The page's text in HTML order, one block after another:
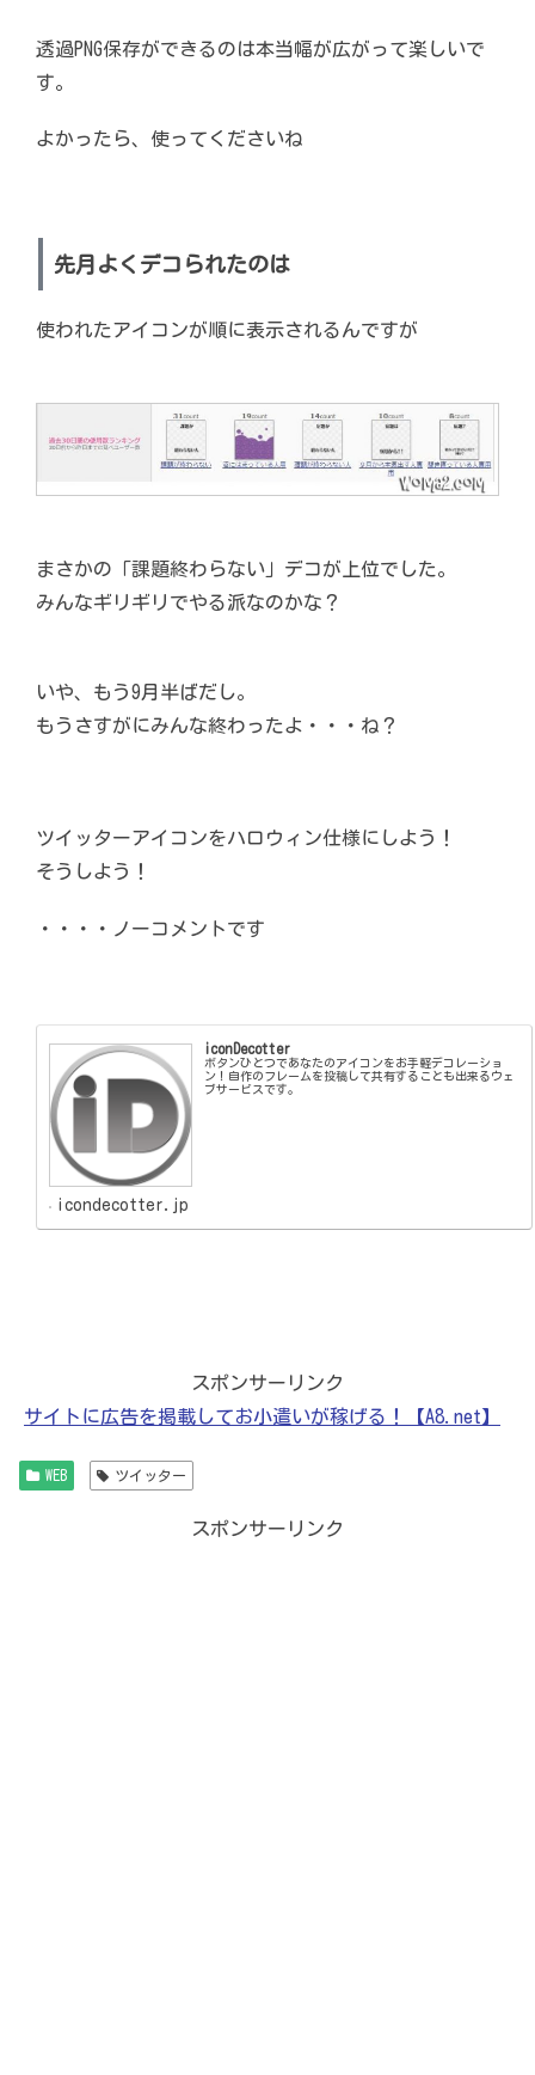
透過PNG保存ができるのは本当幅が広がって楽しいで
す。
よかったら、使ってくださいね
先月よくデコられたのは
使われたアイコンが順に表示されるんですが
まさかの「課題終わらない」デコが上位でした。
みんなギリギリでやる派なのかな？
いや、もう9月半ばだし。
もうさすがにみんな終わったよ・・・ね？
ツイッターアイコンをハロウィン仕様にしよう！
そうしよう！
・・・・ノーコメントです
iconDecotter
ボタンひとつであなたのアイコンをお手軽デコレーショ
ン！自作のフレームを投稿して共有することも出来るウェ
ブサービスです。
icondecotter.jp
スポンサーリンク
サイトに広告を掲載してお小遣いが稼げる！【A8.net】
WEB ツイッター
スポンサーリンク